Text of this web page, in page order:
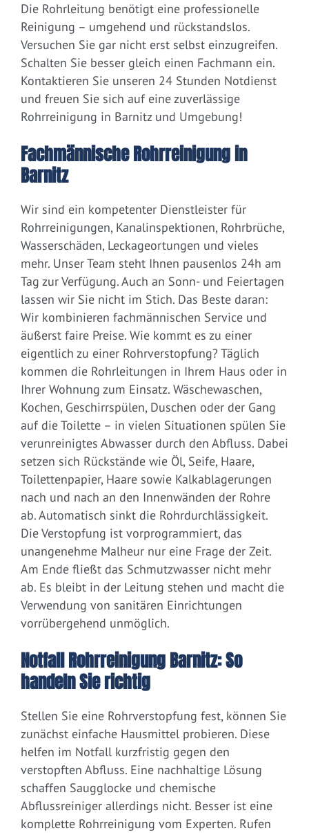
Die Rohrleitung benötigt eine professionelle
Reinigung – umgehend und rückstandslos.
Versuchen Sie gar nicht erst selbst einzugreifen.
Schalten Sie besser gleich einen Fachmann ein.
Kontaktieren Sie unseren 24 Stunden Notdienst
und freuen Sie sich auf eine zuverlässige
Rohrreinigung in Barnitz und Umgebung!
Fachmännische Rohrreinigung in
Barnitz
Wir sind ein kompetenter Dienstleister für
Rohrreinigungen, Kanalinspektionen, Rohrbrüche,
Wasserschäden, Leckageortungen und vieles
mehr. Unser Team steht Ihnen pausenlos 24h am
Tag zur Verfügung. Auch an Sonn- und Feiertagen
lassen wir Sie nicht im Stich. Das Beste daran:
Wir kombinieren fachmännischen Service und
äußerst faire Preise. Wie kommt es zu einer
eigentlich zu einer Rohrverstopfung? Täglich
kommen die Rohrleitungen in Ihrem Haus oder in
Ihrer Wohnung zum Einsatz. Wäschewaschen,
Kochen, Geschirrspülen, Duschen oder der Gang
auf die Toilette – in vielen Situationen spülen Sie
verunreinigtes Abwasser durch den Abfluss. Dabei
setzen sich Rückstände wie Öl, Seife, Haare,
Toilettenpapier, Haare sowie Kalkablagerungen
nach und nach an den Innenwänden der Rohre
ab. Automatisch sinkt die Rohrdurchlässigkeit.
Die Verstopfung ist vorprogrammiert, das
unangenehme Malheur nur eine Frage der Zeit.
Am Ende fließt das Schmutzwasser nicht mehr
ab. Es bleibt in der Leitung stehen und macht die
Verwendung von sanitären Einrichtungen
vorrübergehend unmöglich.
Notfall Rohrreinigung Barnitz: So
handeln Sie richtig
Stellen Sie eine Rohrverstopfung fest, können Sie
zunächst einfache Hausmittel probieren. Diese
helfen im Notfall kurzfristig gegen den
verstopften Abfluss. Eine nachhaltige Lösung
schaffen Saugglocke und chemische
Abflussreiniger allerdings nicht. Besser ist eine
komplette Rohrreinigung vom Experten. Rufen